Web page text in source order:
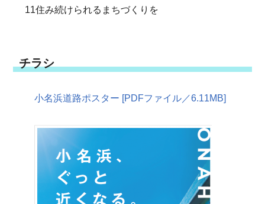
11住み続けられるまちづくりを
チラシ
小名浜道路ポスター [PDFファイル／6.11MB]